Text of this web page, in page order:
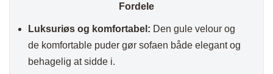
Fordele
Luksuriøs og komfortabel: Den gule velour og
de komfortable puder gør sofaen både elegant og
behagelig at sidde i.